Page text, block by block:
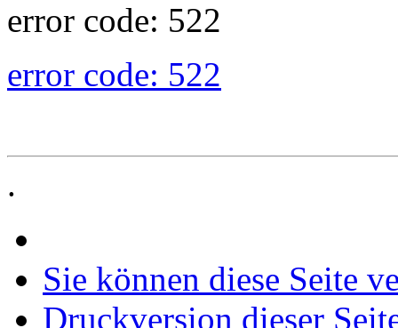
error code: 522
error code: 522
.
Sie können diese Seite
Druckversion dieser